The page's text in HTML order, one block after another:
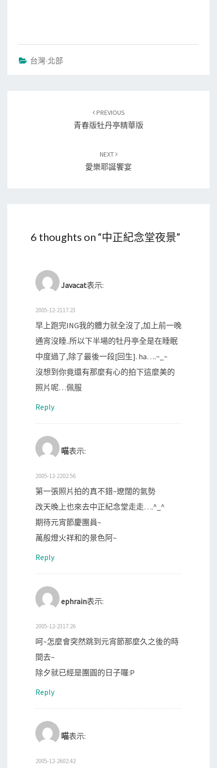
台灣‧北部
PREVIOUS
青春版牡丹亭精華版
NEXT
愛樂耶誕饗宴
6 thoughts on “中正紀念堂夜景”
Javacat表示:
2005-12-2117:23
早上跑完ING我的體力就全沒了,加上前一晚
通宵沒睡..所以下半場的牡丹亭全是在睡眠
中度過了,除了最後一段[回生]. ha….~_~
沒想到你竟還有那麼有心的拍下這麼美的
照片呢…佩服
Reply
喵表示:
2005-12-2202:56
第一張照片拍的真不錯~遼闊的氣勢
改天晚上也來去中正紀念堂走走….^_^
期待元宵節慶團員~
萬般燈火祥和的景色阿~
Reply
ephrain表示:
2005-12-2317:26
呵~怎麼會突然跳到元宵節那麼久之後的時
間去~
除夕就已經是團圓的日子囉:P
Reply
喵表示:
2005-12-2602:42